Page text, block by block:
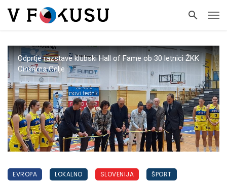
Odprtje razstave klubski Hall of Fame ob 30 letnici ŽKK
Cinkarna Celje
EVROPA LOKALNO SLOVENIJA ŠPORT